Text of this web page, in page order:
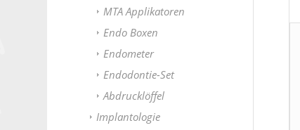
MTA Applikatoren
Endo Boxen
Endometer
Endodontie-Set
Abdrucklöffel
Implantologie